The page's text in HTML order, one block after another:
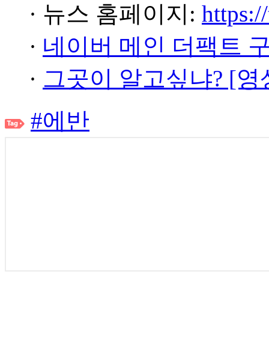
· 뉴스 홈페이지:
· 네이버 메인 더팩트
· 그곳이 알고싶냐? [
#에반